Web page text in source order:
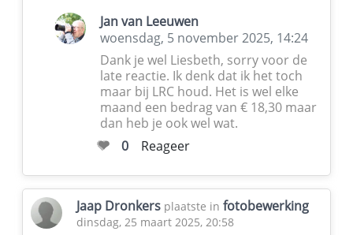
Jan van Leeuwen
woensdag, 5 november 2025, 14:24
Dank je wel Liesbeth, sorry voor de
late reactie. Ik denk dat ik het toch
maar bij LRC houd. Het is wel elke
maand een bedrag van € 18,30 maar
dan heb je ook wel wat.
0
Reageer
Jaap Dronkers plaatste in fotobewerking
dinsdag, 25 maart 2025, 20:58